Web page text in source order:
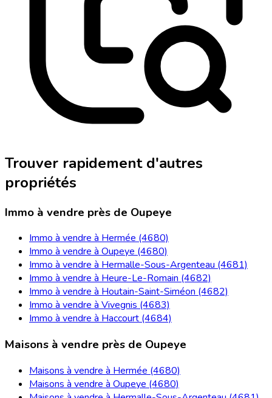
Trouver rapidement d'autres
propriétés
Immo à vendre près de Oupeye
Immo à vendre à Hermée (4680)
Immo à vendre à Oupeye (4680)
Immo à vendre à Hermalle-Sous-Argenteau (4681)
Immo à vendre à Heure-Le-Romain (4682)
Immo à vendre à Houtain-Saint-Siméon (4682)
Immo à vendre à Vivegnis (4683)
Immo à vendre à Haccourt (4684)
Maisons à vendre près de Oupeye
Maisons à vendre à Hermée (4680)
Maisons à vendre à Oupeye (4680)